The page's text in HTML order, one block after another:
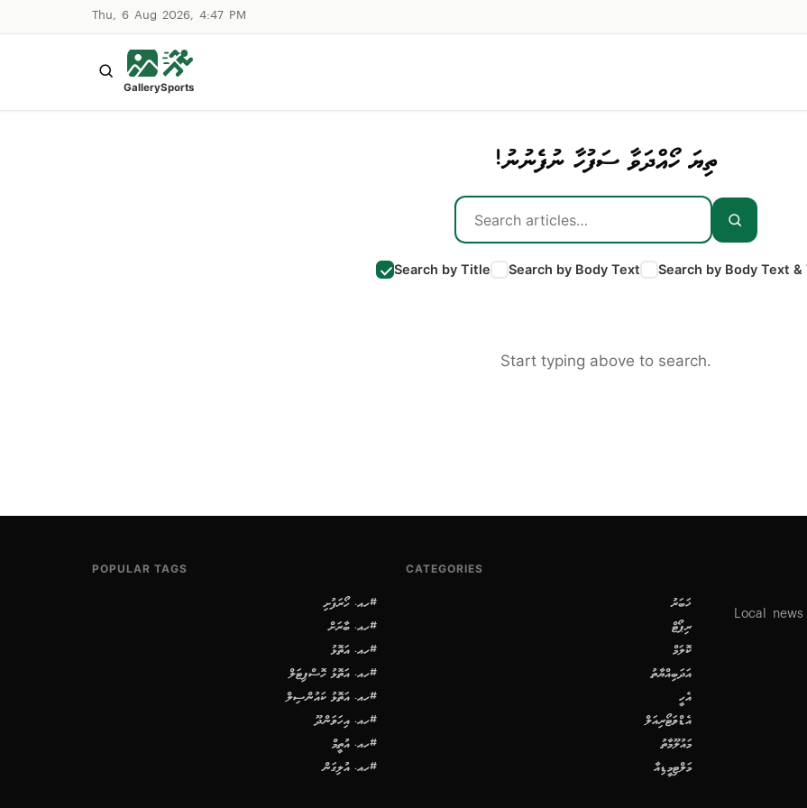
Thu, 6 Aug 2026, 4:47 PM
Sports
Gallery
ތިޔަ ހޯއްދަވާ ސަފުހާ ނުފެނުނު!
Search by Title Search by Body Text Search by Body Text
Start typing above to search.
Local
CATEGORIES
ޚަބަރު
ރިޕޯޓް
ކޮލަމް
އަދަބިއްޔާތު
އެހީ
އެޑްވަޓޯރިއަލް
މައުލޫމާތު
މަލްޓިމީޑިއާ
POPULAR TAGS
#ހއ. ހޯރަފުށި
#ހއ. ބާރަށް
#ހއ. އަތޮޅު
#ހއ. އަތޮޅު ހޮސްޕިޓަލް
#ހއ. އަތޮޅު ކައުންސިލް
#ހއ. އިހަވަންދޫ
#ހއ. އުތީމް
#ހއ. އުލިގަން